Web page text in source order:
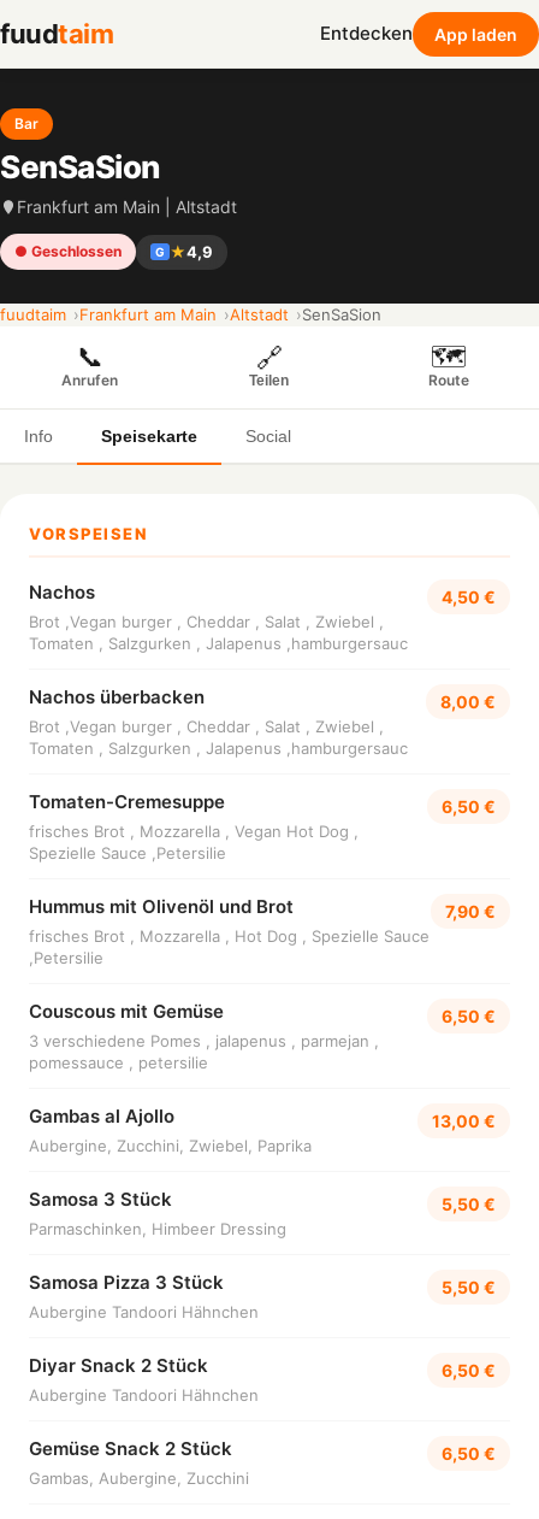
fuudtaim Entdecken App laden
Bar
SenSaSion
Frankfurt am Main | Altstadt
● Geschlossen G ★4,9
fuudtaim Frankfurt am Main Altstadt SenSaSion
📞
Anrufen
🔗
Teilen
🗺️
Route
Info Speisekarte Social
VORSPEISEN
Nachos
Brot ,Vegan burger , Cheddar , Salat , Zwiebel ,
Tomaten , Salzgurken , Jalapenus ,hamburgersauc
4,50 €
Nachos überbacken
Brot ,Vegan burger , Cheddar , Salat , Zwiebel ,
Tomaten , Salzgurken , Jalapenus ,hamburgersauc
8,00 €
Tomaten-Cremesuppe
frisches Brot , Mozzarella , Vegan Hot Dog ,
Spezielle Sauce ,Petersilie
6,50 €
Hummus mit Olivenöl und Brot
frisches Brot , Mozzarella , Hot Dog , Spezielle Sauce
,Petersilie
7,90 €
Couscous mit Gemüse
3 verschiedene Pomes , jalapenus , parmejan ,
pomessauce , petersilie
6,50 €
Gambas al Ajollo
Aubergine, Zucchini, Zwiebel, Paprika
13,00 €
Samosa 3 Stück
Parmaschinken, Himbeer Dressing
5,50 €
Samosa Pizza 3 Stück
Aubergine Tandoori Hähnchen
5,50 €
Diyar Snack 2 Stück
Aubergine Tandoori Hähnchen
6,50 €
Gemüse Snack 2 Stück
Gambas, Aubergine, Zucchini
6,50 €